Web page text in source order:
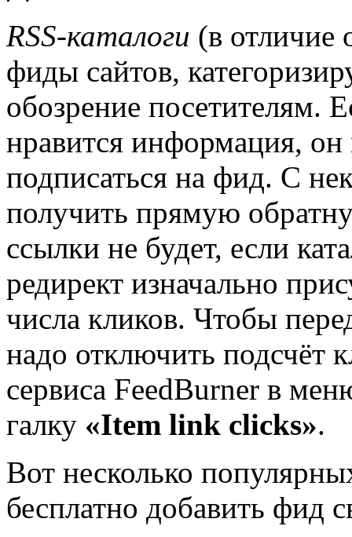
RSS-каталоги (в отличие
фиды сайтов,
обозрение посетителям.
нравится информация,
подписаться на фид. С
получить прямую
ссылки не будет, если
редирект изначально
числа кликов. Чтобы
надо отключить подсчёт
сервиса FeedBurner в
галку «Item link clicks».
Вот несколько
бесплатно добавить фид